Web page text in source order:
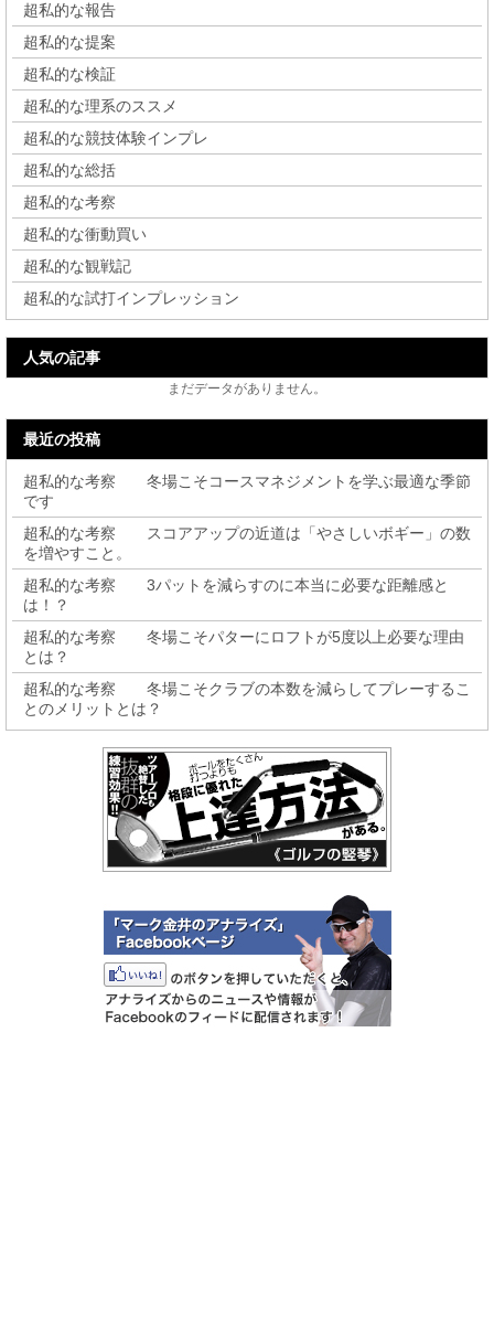
超私的な報告
超私的な提案
超私的な検証
超私的な理系のススメ
超私的な競技体験インプレ
超私的な総括
超私的な考察
超私的な衝動買い
超私的な観戦記
超私的な試打インプレッション
人気の記事
まだデータがありません。
最近の投稿
超私的な考察 冬場こそコースマネジメントを学ぶ最適な季節
です
超私的な考察 スコアアップの近道は「やさしいボギー」の数
を増やすこと。
超私的な考察 3パットを減らすのに本当に必要な距離感と
は！？
超私的な考察 冬場こそパターにロフトが5度以上必要な理由
とは？
超私的な考察 冬場こそクラブの本数を減らしてプレーするこ
とのメリットとは？